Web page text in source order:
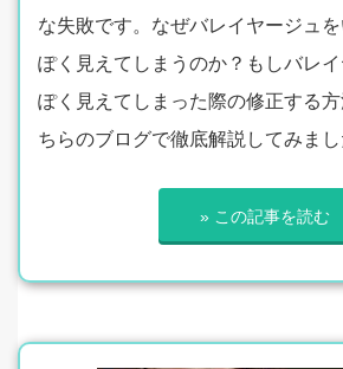
な失敗です。なぜバレイヤージュ
ぽく見えてしまうのか？もしバレ
ぽく見えてしまった際の修正する
ちらのブログで徹底解説してみま
» この記事を読む